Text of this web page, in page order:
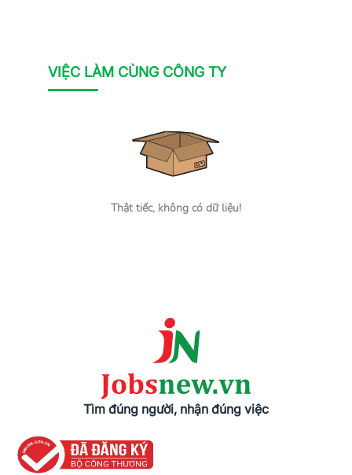
VIỆC LÀM CÙNG CÔNG TY
Thật tiếc, không có dữ liệu!
Tìm đúng người, nhận đúng việc